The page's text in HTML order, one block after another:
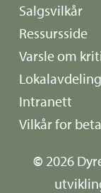
Salgsvilkår
Ressursside
Varsle om
Intranett
Vilkår for
© 2026